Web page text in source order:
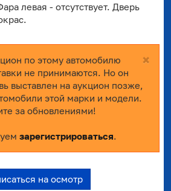
левая - отсутствует. Дверь
×
по этому автомобилю
не принимаются. Но он
выставлен на аукцион позже,
этой марки и модели.
за обновлениями!
зарегистрироваться.
на осмотр